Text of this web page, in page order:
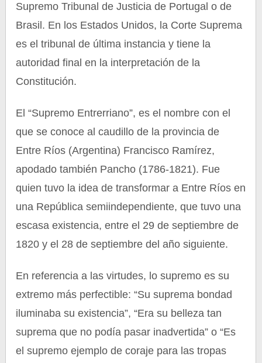
Supremo Tribunal de Justicia de Portugal o de
Brasil. En los Estados Unidos, la Corte Suprema
es el tribunal de última instancia y tiene la
autoridad final en la interpretación de la
Constitución.
El “Supremo Entrerriano”, es el nombre con el
que se conoce al caudillo de la provincia de
Entre Ríos (Argentina) Francisco Ramírez,
apodado también Pancho (1786-1821). Fue
quien tuvo la idea de transformar a Entre Ríos en
una República semiindependiente, que tuvo una
escasa existencia, entre el 29 de septiembre de
1820 y el 28 de septiembre del año siguiente.
En referencia a las virtudes, lo supremo es su
extremo más perfectible: “Su suprema bondad
iluminaba su existencia”, “Era su belleza tan
suprema que no podía pasar inadvertida” o “Es
el supremo ejemplo de coraje para las tropas